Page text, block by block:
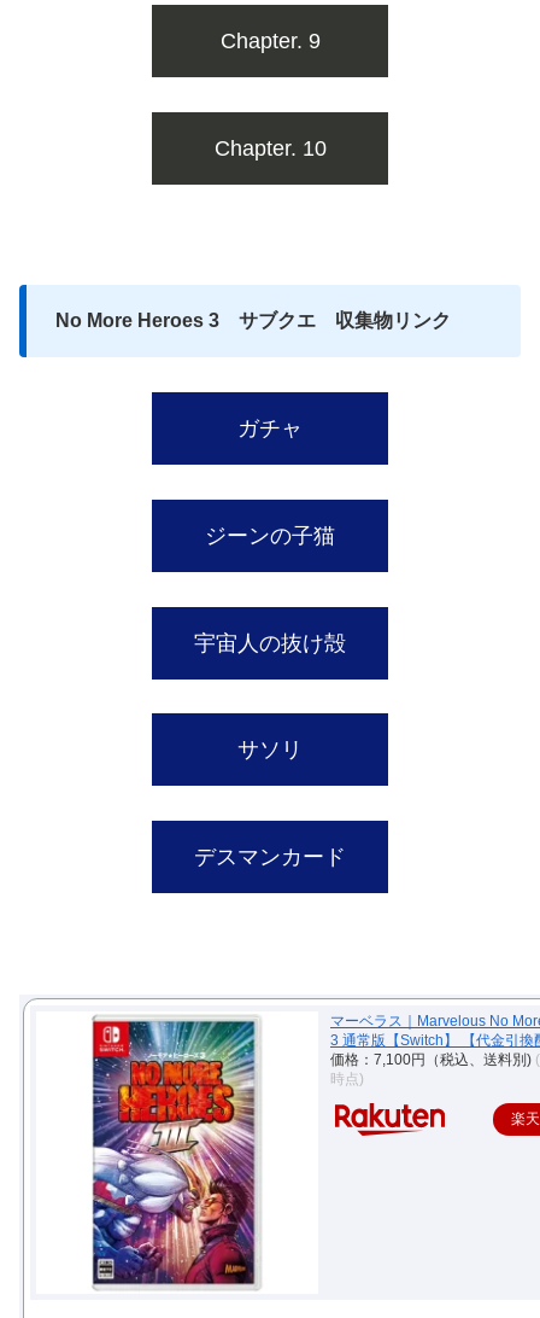
Chapter. 9
Chapter. 10
No More Heroes 3 サブクエ 収集物リンク
ガチャ
ジーンの子猫
宇宙人の抜け殻
サソリ
デスマンカード
マーベラス｜Marvelous No
3 通常版【Switch】 【代金引換
価格：7,100円（税込、送料別)
時点)
楽